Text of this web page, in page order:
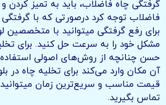
گرفتگی چاه فاضلاب، باید به تمیز کردن
فاضلاب توجه کرد درصورتی که با
برای رفع گرفتگی میتوانید با متخصصین
مشکل خود را به سرعت حل کنید. برای
حسن چنانچه از روش‌های اصولی
آن مکان وارد می‌کند برای تخلیه چاه در
قیمت مناسب و سریع‌ترین زمان
تماس بگیرید.